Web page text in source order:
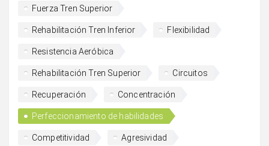
Fuerza Tren Superior
Rehabilitación Tren Inferior Flexibilidad
Resistencia Aeróbica
Rehabilitación Tren Superior Circuitos
Recuperación Concentración
Perfeccionamiento de habilidades
Competitividad Agresividad